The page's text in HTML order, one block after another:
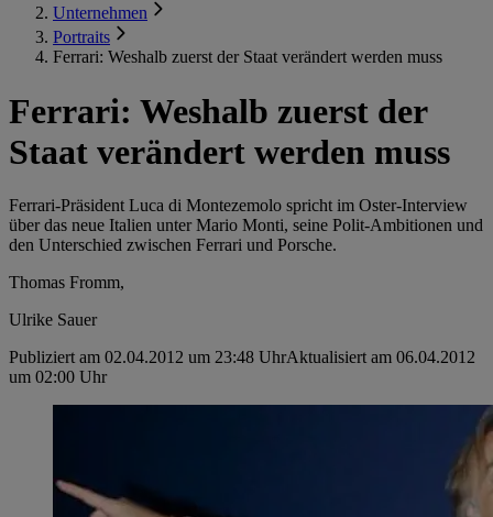
Unternehmen
Portraits
Ferrari: Weshalb zuerst der Staat verändert werden muss
Ferrari: Weshalb zuerst der
Staat verändert werden muss
Ferrari-Präsident Luca di Montezemolo spricht im Oster-Interview
über das neue Italien unter Mario Monti, seine Polit-Ambitionen und
den Unterschied zwischen Ferrari und Porsche.
Thomas Fromm,
Ulrike Sauer
Publiziert am 02.04.2012 um 23:48 UhrAktualisiert am 06.04.2012
um 02:00 Uhr